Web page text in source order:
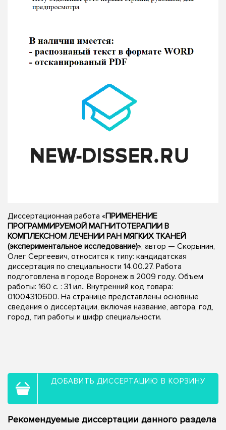
Диссертационная работа «ПРИМЕНЕНИЕ
ПРОГРАММИРУЕМОЙ МАГНИТОТЕРАПИИ В
КОМПЛЕКСНОМ ЛЕЧЕНИИ РАН МЯГКИХ ТКАНЕЙ
(экспериментальное исследование)», автор — Скорынин,
Олег Сергеевич, относится к типу: кандидатская
диссертация по специальности 14.00.27. Работа
подготовлена в городе Воронеж в 2009 году. Объем
работы: 160 с. : 31 ил.. Внутренний код товара:
01004310600. На странице представлены основные
сведения о диссертации, включая название, автора, год,
город, тип работы и шифр специальности.
ДОБАВИТЬ ДИССЕРТАЦИЮ В КОРЗИНУ
Рекомендуемые диссертации данного раздела